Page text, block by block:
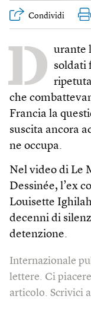
Condividi
D urante
soldati
che
Francia la
suscita ancora
ne occupa.
Nel video di Le
Dessinée, l’ex
Louisette
decenni di
detenzione.
Internazionale
lettere. Ci
articolo. Scrivici